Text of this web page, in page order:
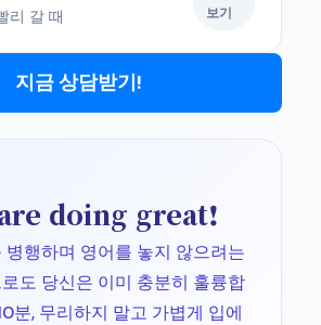
리 갈 때
보기
지금 상담받기!
doing great!
병행하며 영어를 놓지 않으려는
도 당신은 이미 충분히 훌륭합
분, 무리하지 말고 가볍게 입에